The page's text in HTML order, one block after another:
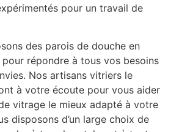
pour un travail de
des parois de douche en
répondre à tous vos besoins
Nos artisans vitriers le
à votre écoute pour vous aider
vitrage le mieux adapté à votre
disposons d’un large choix de